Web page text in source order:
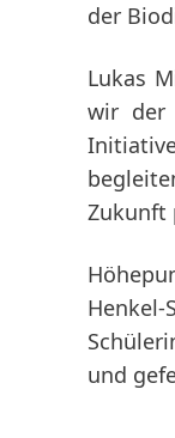
der
Lukas
wir der
Zukunft
Henkel-
und